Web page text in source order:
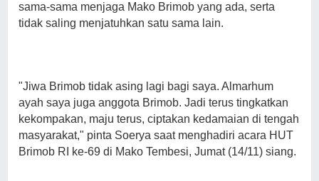
sama-sama menjaga Mako Brimob yang ada, serta
tidak saling menjatuhkan satu sama lain.
"Jiwa Brimob tidak asing lagi bagi saya. Almarhum
ayah saya juga anggota Brimob. Jadi terus tingkatkan
kekompakan, maju terus, ciptakan kedamaian di tengah
masyarakat," pinta Soerya saat menghadiri acara HUT
Brimob RI ke-69 di Mako Tembesi, Jumat (14/11) siang.